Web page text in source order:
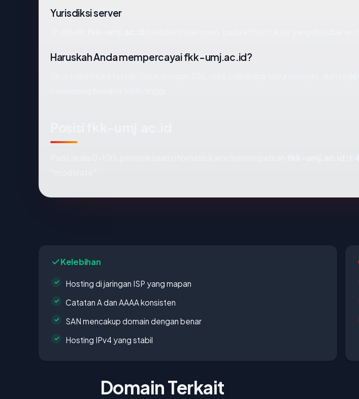
Yurisdiksi server
Haruskah Anda mempercayai fkk-umj.ac.id?
Kelebihan
Hosting di jaringan ISP yang mapan
Catatan A dan AAAA konsisten
SAN mencakup domain dengan benar
Hosting IPv4 yang stabil
Domain Terkait